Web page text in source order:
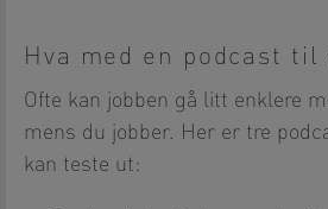
Hva med en podcast til
Ofte kan jobben gå litt enklere
mens du jobber. Her er tre
kan teste ut: